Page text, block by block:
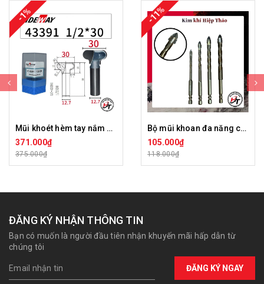
-1%
Mũi khoét hèm tay nắm Tideway LC43391
371.000₫
375.000₫
-11%
Bộ mũi khoan đa năng có Khía
105.000₫
118.000₫
ĐĂNG KÝ NHẬN THÔNG TIN
Bạn có muốn là người đầu tiên nhận khuyến mãi hấp dẫn từ
chúng tôi
ĐĂNG KÝ NGAY